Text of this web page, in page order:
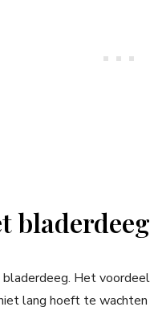
Het
lang hoeft te